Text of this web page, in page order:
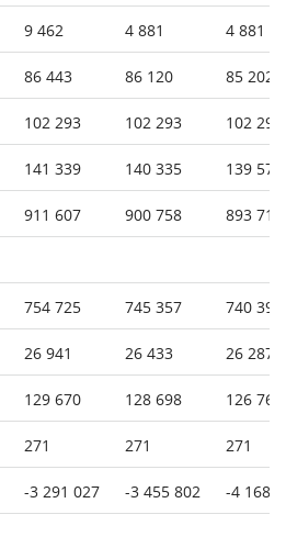
9 462 4 881 4 881
86 443 86 120 85 202
102 293 102 293 102 293
141 339 140 335 139 575
911 607 900 758 893 716
754 725 745 357 740 396
26 941 26 433 26 287
129 670 128 698 126 763
271 271 271
-3 291 027 -3 455 802 -4 168